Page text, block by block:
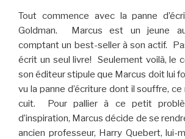
Tout commence avec la panne
Goldman. Marcus est un jeune
comptant un best-seller à son actif.
écrit un seul livre! Seulement voilà, le
son éditeur stipule que Marcus doit lui
vu la panne d’écriture dont il souffre,
cuit. Pour pallier à ce petit
d’inspiration, Marcus décide de se
ancien professeur, Harry Quebert, lui-